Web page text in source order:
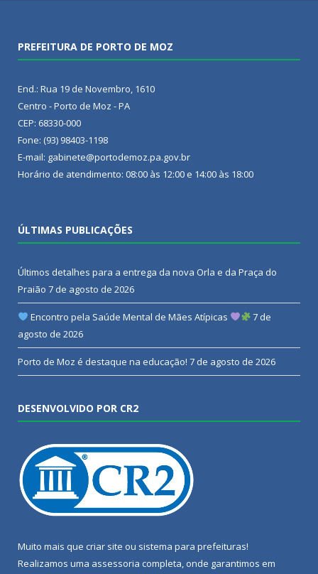
PREFEITURA DE PORTO DE MOZ
End.: Rua 19 de Novembro, 1610
Centro - Porto de Moz - PA
CEP: 68330-000
Fone: (93) 98403-1198
E-mail: gabinete@portodemoz.pa.gov.br
Horário de atendimento: 08:00 às 12:00 e 14:00 às 18:00
ÚLTIMAS PUBLICAÇÕES
Últimos detalhes para a entrega da nova Orla e da Praça do
Praião 7 de agosto de 2026
Encontro pela Saúde Mental de Mães Atípicas
7 de
agosto de 2026
Porto de Moz é destaque na educação! 7 de agosto de 2026
DESENVOLVIDO POR CR2
Muito mais que criar site ou sistema para prefeituras!
Realizamos uma assessoria completa, onde garantimos em